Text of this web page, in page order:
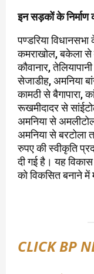
इन सड़कों के निर्माण
पण्डरिया
कमराखोल, बकेला से
कौवानार,
सेजाडीह, अमनिया
कामठी से बैगापारा,
रूखमीदादर से
अमनिया से
अमनिया से बरटोला
रुपए की स्वीकृति
दी गई है। यह विकास
को विकसित बनाने में
CLICK BP